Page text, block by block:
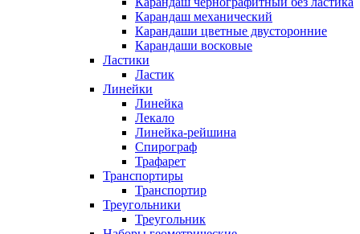
Карандаш механический
Карандаши цветные двусторонние
Карандаши восковые
Ластики
Ластик
Линейки
Линейка
Лекало
Линейка-рейшина
Спирограф
Трафарет
Транспортиры
Транспортир
Треугольники
Треугольник